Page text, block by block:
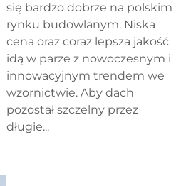
się bardzo dobrze na polskim
rynku budowlanym. Niska
cena oraz coraz lepsza jakość
idą w parze z nowoczesnym i
innowacyjnym trendem we
wzornictwie. Aby dach
pozostał szczelny przez
długie...